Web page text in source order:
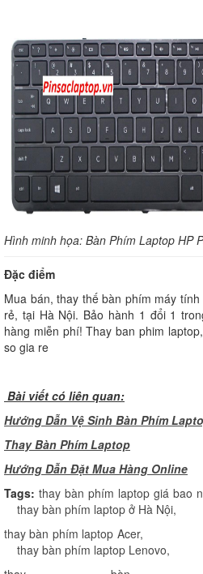
Hình minh họa: Bàn Phím Laptop HP
Đặc điểm
Mua bán, thay thế bàn phím máy
rẻ, tại Hà Nội. Bảo hành 1 đổi 1
hàng miễn phí! Thay ban phim
so gia re
Bài viết có liên quan:
Hướng Dẫn Vệ Sinh Bàn Phím
Thay Bàn Phím Laptop
Hướng Dẫn Đặt Mua Hàng Online
Tags: thay bàn phím laptop giá bao
thay bàn phím laptop ở Hà Nội,
thay bàn phím laptop Acer,
thay bàn phím laptop Lenovo,